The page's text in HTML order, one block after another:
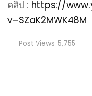
คลิป : https://
v=SZaK2MWK48M
Post Views: 5,755